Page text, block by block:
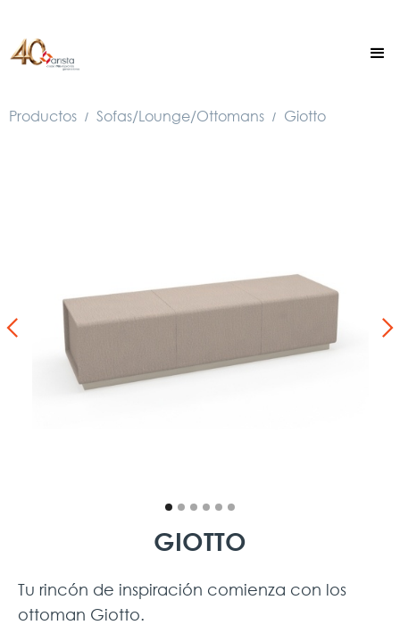
Productos / Sofas/Lounge/Ottomans / Giotto
GIOTTO
Tu rincón de inspiración comienza con los
ottoman Giotto.